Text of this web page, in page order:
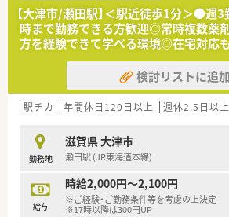
【大津市/瀬田駅】＜駅近徒歩1分＞●週
時まで勤務できる方歓迎◎常時複数薬
方を経験できて学べる環境◎在宅対応
検討リストに追加
駅チカ 年間休日120日以上 週休2.5日以上
勤務地
滋賀県 大津市
瀬田駅 (JR東海道本線)
給与
時給2,000円～2,100円
※ご経験・ご勤務条件等を考慮の上決定
※17時以降は300円UP